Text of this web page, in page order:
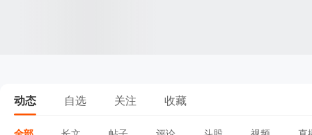
动态 自选 关注 收藏